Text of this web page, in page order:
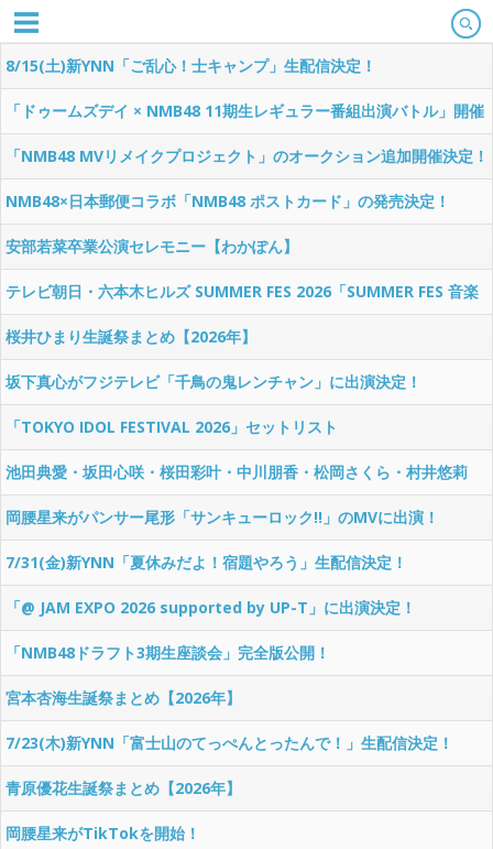
8/15(土)新YNN「ご乱心！士キャンプ」生配信決定！
「ドゥームズデイ × NMB48 11期生レギュラー番組出演バトル」開催
決定！
「NMB48 MVリメイクプロジェクト」のオークション追加開催決定！
NMB48×日本郵便コラボ「NMB48 ポストカード」の発売決定！
安部若菜卒業公演セレモニー【わかぽん】
テレビ朝日・六本木ヒルズ SUMMER FES 2026「SUMMER FES 音楽
ライブ」セットリスト
桜井ひまり生誕祭まとめ【2026年】
坂下真心がフジテレビ「千鳥の鬼レンチャン」に出演決定！
「TOKYO IDOL FESTIVAL 2026」セットリスト
池田典愛・坂田心咲・桜田彩叶・中川朋香・松岡さくら・村井悠莉
「SGオーシャンカップ ステージイベント in ボートレースびわこ」セ
ットリスト
岡腰星来がパンサー尾形「サンキューロック!!」のMVに出演！
7/31(金)新YNN「夏休みだよ！宿題やろう」生配信決定！
「@ JAM EXPO 2026 supported by UP-T」に出演決定！
「NMB48ドラフト3期生座談会」完全版公開！
宮本杏海生誕祭まとめ【2026年】
7/23(木)新YNN「富士山のてっぺんとったんで！」生配信決定！
青原優花生誕祭まとめ【2026年】
岡腰星来がTikTokを開始！